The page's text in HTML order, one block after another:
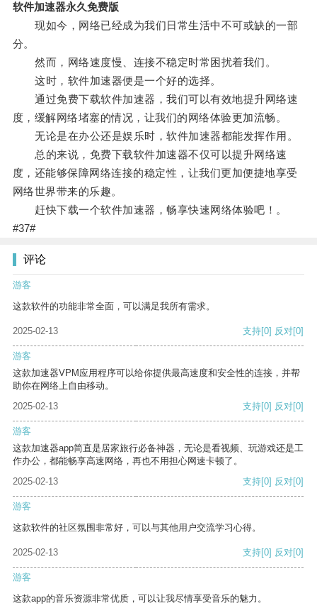
软件加速器永久免费版
现如今，网络已经成为我们日常生活中不可或缺的一部
分。
然而，网络速度慢、连接不稳定时常困扰着我们。
这时，软件加速器便是一个好的选择。
通过免费下载软件加速器，我们可以有效地提升网络速
度，缓解网络堵塞的情况，让我们的网络体验更加流畅。
无论是在办公还是娱乐时，软件加速器都能发挥作用。
总的来说，免费下载软件加速器不仅可以提升网络速
度，还能够保障网络连接的稳定性，让我们更加便捷地享受
网络世界带来的乐趣。
赶快下载一个软件加速器，畅享快速网络体验吧！。
#37#
评论
游客
这款软件的功能非常全面，可以满足我所有需求。
2025-02-13 支持[0] 反对[0]
游客
这款加速器VPM应用程序可以给你提供最高速度和安全性的连接，并帮
助你在网络上自由移动。
2025-02-13
支持[0] 反对[0]
游客
这款加速器app简直是居家旅行必备神器，无论是看视频、玩游戏还是工
作办公，都能畅享高速网络，再也不用担心网速卡顿了。
2025-02-13
支持[0] 反对[0]
游客
这款软件的社区氛围非常好，可以与其他用户交流学习心得。
2025-02-13 支持[0] 反对[0]
游客
这款app的音乐资源非常优质，可以让我尽情享受音乐的魅力。